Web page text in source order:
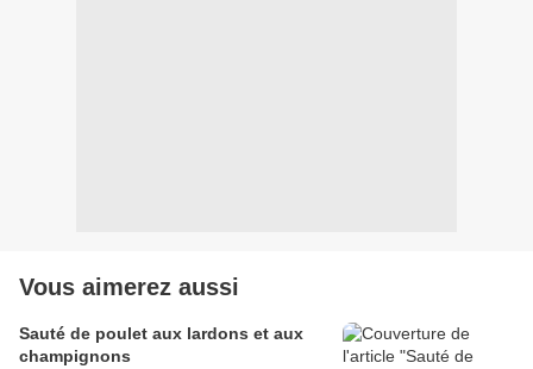
Vous aimerez aussi
Sauté de poulet aux lardons et aux
champignons